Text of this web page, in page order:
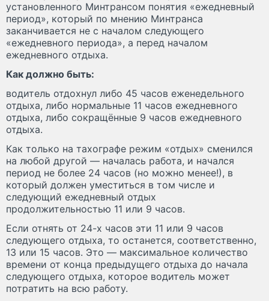
установленного Минтрансом понятия «ежедневный
период», который по мнению Минтранса
заканчивается не с началом следующего
«ежедневного периода», а перед началом
ежедневного отдыха.
Как должно быть:
водитель отдохнул либо 45 часов еженедельного
отдыха, либо нормальные 11 часов ежедневного
отдыха, либо сокращённые 9 часов ежедневного
отдыха.
Как только на тахографе режим «отдых» сменился
на любой другой — началась работа, и начался
период не более 24 часов (но можно менее!), в
который должен уместиться в том числе и
следующий ежедневный отдых
продолжительностью 11 или 9 часов.
Если отнять от 24-х часов эти 11 или 9 часов
следующего отдыха, то останется, соответственно,
13 или 15 часов. Это — максимальное количество
времени от конца предыдущего отдыха до начала
следующего отдыха, которое водитель может
потратить на всю работу.